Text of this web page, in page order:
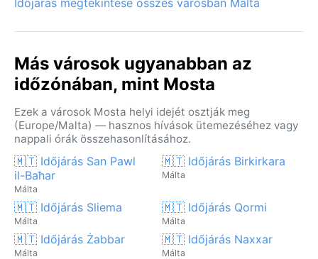
Más városok ugyanabban az
időzónában, mint Mosta
Ezek a városok Mosta helyi idejét osztják meg
(Europe/Malta) — hasznos hívások ütemezéséhez vagy
nappali órák összehasonlításához.
🇲🇹 Időjárás San Pawl
il-Baħar
Málta
🇲🇹 Időjárás Birkirkara
Málta
🇲🇹 Időjárás Sliema
Málta
🇲🇹 Időjárás Qormi
Málta
🇲🇹 Időjárás Żabbar
Málta
🇲🇹 Időjárás Naxxar
Málta